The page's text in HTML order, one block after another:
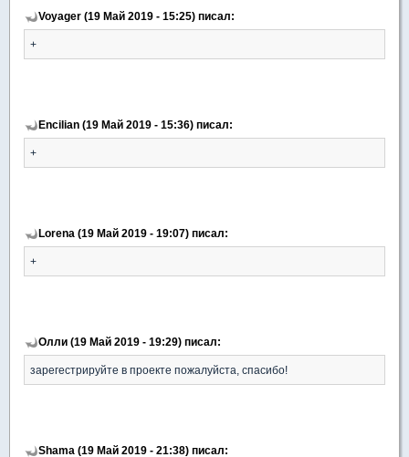
Voyager (19 Май 2019 - 15:25) писал:
+
Encilian (19 Май 2019 - 15:36) писал:
+
Lorena (19 Май 2019 - 19:07) писал:
+
Олли (19 Май 2019 - 19:29) писал:
зарегестрируйте в проекте пожалуйста, спасибо!
Shama (19 Май 2019 - 21:38) писал: